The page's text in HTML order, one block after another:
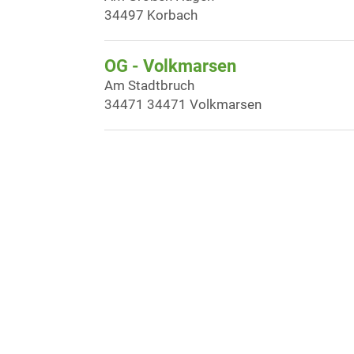
34497 Korbach
OG - Volkmarsen
Am Stadtbruch
34471 34471 Volkmarsen